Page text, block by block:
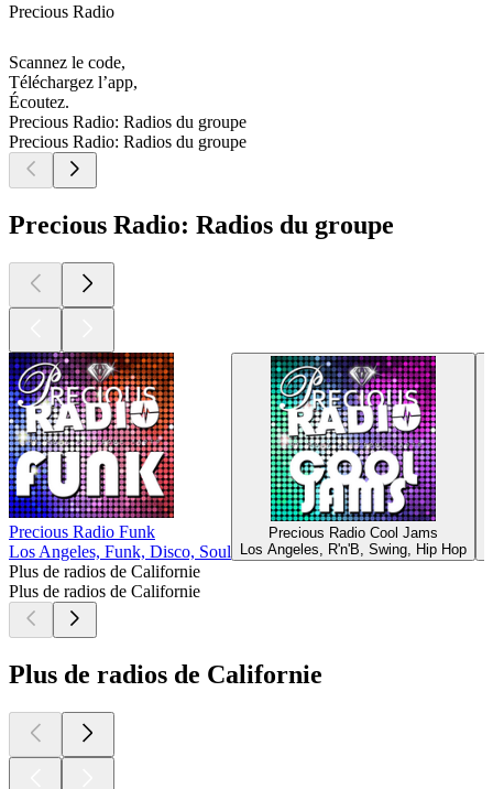
Precious Radio
Scannez le code,
Téléchargez l’app,
Écoutez.
Precious Radio: Radios du groupe
Precious Radio: Radios du groupe
Precious Radio: Radios du groupe
Precious Radio Funk
Los Angeles, Funk, Disco, Soul
Precious Radio Cool Jams
Los Angeles, R'n'B, Swing, Hip Hop
Plus de radios de Californie
Plus de radios de Californie
Plus de radios de Californie